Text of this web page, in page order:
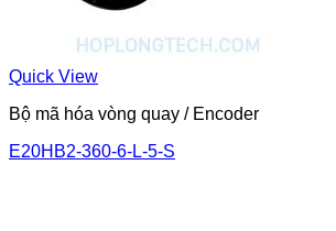
Quick View
Bộ mã hóa vòng quay / Encoder
E20HB2-360-6-L-5-S